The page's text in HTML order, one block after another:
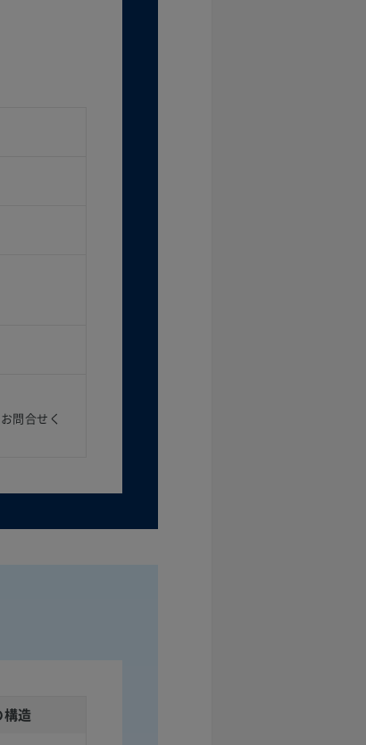
問合せく
構造